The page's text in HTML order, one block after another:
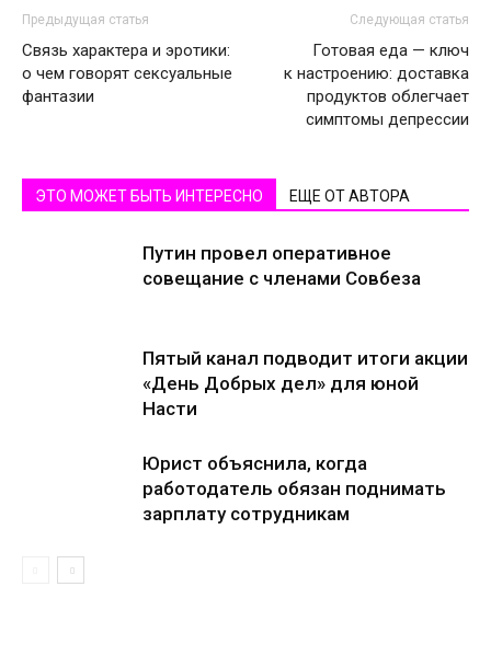
Предыдущая статья
Связь характера и эротики:
о чем говорят сексуальные
фантазии
Следующая статья
Готовая еда — ключ
к настроению: доставка
продуктов облегчает
симптомы депрессии
ЭТО МОЖЕТ БЫТЬ ИНТЕРЕСНО ЕЩЕ ОТ АВТОРА
Путин провел оперативное
совещание с членами Совбеза
Пятый канал подводит итоги акции
«День Добрых дел» для юной
Насти
Юрист объяснила, когда
работодатель обязан поднимать
зарплату сотрудникам